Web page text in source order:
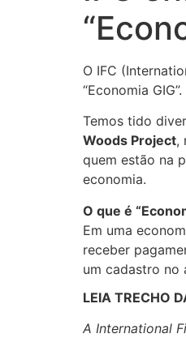
O IFC
“Economia GIG”.
Temos tido
Woods Project,
quem estão na
economia.
O que é
Em uma
receber
um cadastro no
LEIA TRECHO
A International